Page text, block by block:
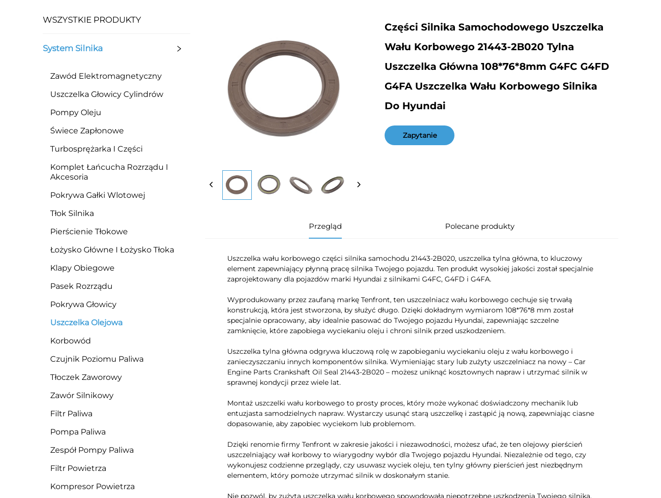
WSZYSTKIE PRODUKTY
System Silnika
Zawód Elektromagnetyczny
Uszczelka Głowicy Cylindrów
Pompy Oleju
Świece Zapłonowe
Turbosprężarka I Części
Komplet Łańcucha Rozrządu I
Akcesoria
Pokrywa Gałki Wlotowej
Tłok Silnika
Pierścienie Tłokowe
Łożysko Główne I Łożysko Tłoka
Klapy Obiegowe
Pasek Rozrządu
Pokrywa Głowicy
Uszczelka Olejowa
Korbowód
Czujnik Poziomu Paliwa
Tłoczek Zaworowy
Zawór Silnikowy
Filtr Paliwa
Pompa Paliwa
Zespół Pompy Paliwa
Filtr Powietrza
Kompresor Powietrza
Części Silnika Samochodowego Uszczelka
Wału Korbowego 21443-2B020 Tylna
Uszczelka Główna 108*76*8mm G4FC G4FD
G4FA Uszczelka Wału Korbowego Silnika
Do Hyundai
Zapytanie
Przegląd Polecane produkty
Uszczelka wału korbowego części silnika samochodu 21443-2B020, uszczelka tylna główna, to kluczowy
element zapewniający płynną pracę silnika Twojego pojazdu. Ten produkt wysokiej jakości został specjalnie
zaprojektowany dla pojazdów marki Hyundai z silnikami G4FC, G4FD i G4FA.
Wyprodukowany przez zaufaną markę Tenfront, ten uszczelniacz wału korbowego cechuje się trwałą
konstrukcją, która jest stworzona, by służyć długo. Dzięki dokładnym wymiarom 108*76*8 mm został
specjalnie opracowany, aby idealnie pasować do Twojego pojazdu Hyundai, zapewniając szczelne
zamknięcie, które zapobiega wyciekaniu oleju i chroni silnik przed uszkodzeniem.
Uszczelka tylna główna odgrywa kluczową rolę w zapobieganiu wyciekaniu oleju z wału korbowego i
zanieczyszczaniu innych komponentów silnika. Wymieniając stary lub zużyty uszczelniacz na nowy – Car
Engine Parts Crankshaft Oil Seal 21443-2B020 – możesz uniknąć kosztownych napraw i utrzymać silnik w
sprawnej kondycji przez wiele lat.
Montaż uszczelki wału korbowego to prosty proces, który może wykonać doświadczony mechanik lub
entuzjasta samodzielnych napraw. Wystarczy usunąć starą uszczelkę i zastąpić ją nową, zapewniając ciasne
dopasowanie, aby zapobiec wyciekom lub problemom.
Dzięki renomie firmy Tenfront w zakresie jakości i niezawodności, możesz ufać, że ten olejowy pierścień
uszczelniający wał korbowy to wiarygodny wybór dla Twojego pojazdu Hyundai. Niezależnie od tego, czy
wykonujesz codzienne przeglądy, czy usuwasz wyciek oleju, ten tylny główny pierścień jest niezbędnym
elementem, który pomoże utrzymać silnik w doskonałym stanie.
Nie pozwól, by zużyta uszczelka wału korbowego spowodowała niepotrzebne uszkodzenia Twojego silnika.